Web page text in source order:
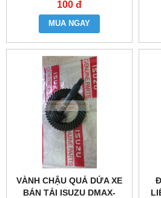
100 đ
MUA NGAY
VÀNH CHẬU QUẢ DỨA XE
BÁN TẢI ISUZU DMAX-